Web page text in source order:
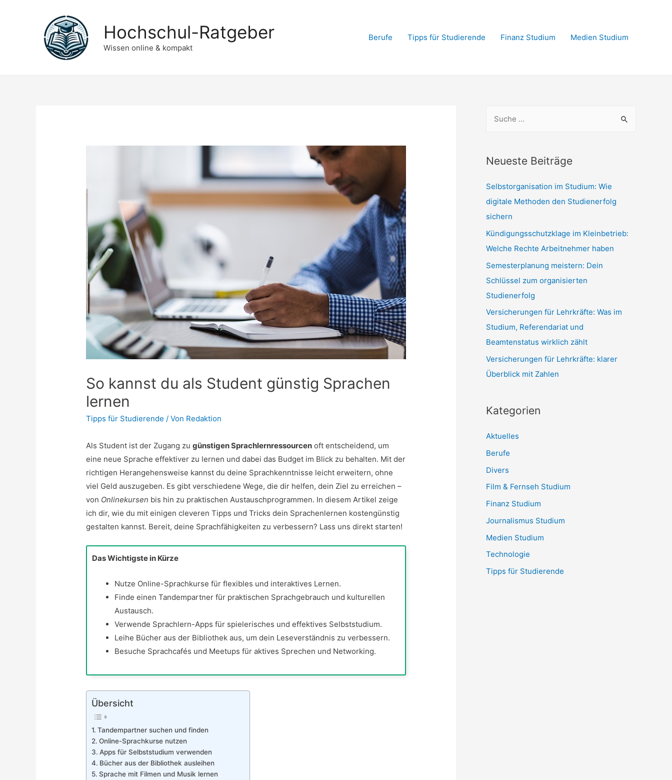
Hochschul-Ratgeber
Wissen online & kompakt
Berufe Tipps für Studierende Finanz Studium Medien Studium
So kannst du als Student günstig Sprachen
lernen
Tipps für Studierende / Von Redaktion
Als Student ist der Zugang zugünstigen Sprachlernressourcen oft entscheidend, um
eine neue Sprache effektiver zu lernen und dabei das Budget im Blick zu behalten. Mit der
richtigen Herangehensweise kannst du deine Sprachkenntnisse leicht erweitern, ohne
viel Geld auszugeben. Es gibt verschiedene Wege, die dir helfen, dein Ziel zu erreichen –
von Onlinekursen bis hin zu praktischen Austauschprogrammen. In diesem Artikel zeige
ich dir, wie du mit einigen cleveren Tipps und Tricks dein Sprachenlernen kostengünstig
gestalten kannst. Bereit, deine Sprachfähigkeiten zu verbessern? Lass uns direkt starten!
Das Wichtigste in Kürze
Nutze Online-Sprachkurse für flexibles und interaktives Lernen.
Finde einen Tandempartner für praktischen Sprachgebrauch und kulturellen
Austausch.
Verwende Sprachlern-Apps für spielerisches und effektives Selbststudium.
Leihe Bücher aus der Bibliothek aus, um dein Leseverständnis zu verbessern.
Besuche Sprachcafés und Meetups für aktives Sprechen und Networking.
Übersicht
Tandempartner suchen und finden
Online-Sprachkurse nutzen
Apps für Selbststudium verwenden
Bücher aus der Bibliothek ausleihen
Sprache mit Filmen und Musik lernen
h
n
n
a
c
h
:
Neueste Beiträge
Selbstorganisation im Studium: Wie
digitale Methoden den Studienerfolg
sichern
Kündigungsschutzklage im Kleinbetrieb:
Welche Rechte Arbeitnehmer haben
Semesterplanung meistern: Dein
Schlüssel zum organisierten
Studienerfolg
Versicherungen für Lehrkräfte: Was im
Studium, Referendariat und
Beamtenstatus wirklich zählt
Versicherungen für Lehrkräfte: klarer
Überblick mit Zahlen
Kategorien
Aktuelles
Berufe
Divers
Film & Fernseh Studium
Finanz Studium
Journalismus Studium
Medien Studium
Technologie
Tipps für Studierende